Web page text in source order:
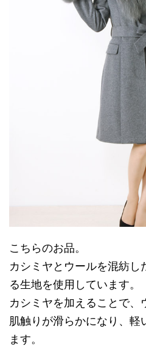
こちらのお品。
カシミヤとウールを混紡し
る生地を使用しています。
カシミヤを加えることで
肌触りが滑らかになり、軽
ます。